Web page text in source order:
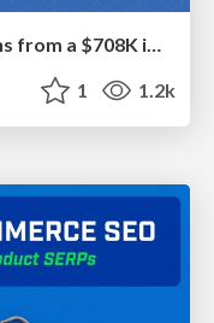
Data-driven link building: lessons from a $708K investment (BrightonSEO talk)
1 1.2k